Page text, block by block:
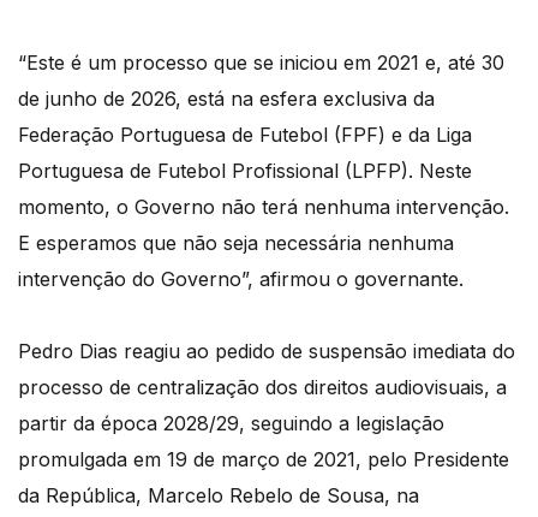
“Este é um processo que se iniciou em 2021 e, até 30
de junho de 2026, está na esfera exclusiva da
Federação Portuguesa de Futebol (FPF) e da Liga
Portuguesa de Futebol Profissional (LPFP). Neste
momento, o Governo não terá nenhuma intervenção.
E esperamos que não seja necessária nenhuma
intervenção do Governo”, afirmou o governante.
Pedro Dias reagiu ao pedido de suspensão imediata do
processo de centralização dos direitos audiovisuais, a
partir da época 2028/29, seguindo a legislação
promulgada em 19 de março de 2021, pelo Presidente
da República, Marcelo Rebelo de Sousa, na